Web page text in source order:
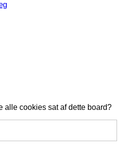
alle cookies sat af dette board?